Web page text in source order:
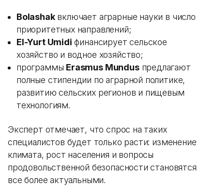
Bolashakвключает аграрные науки в число
приоритетных направлений;
El-Yurt Umidi финансирует сельское
хозяйство и водное хозяйство;
программы Erasmus Mundusпредлагают
полные стипендии по аграрной политике,
развитию сельских регионов и пищевым
технологиям.
Эксперт отмечает, что спрос на таких
специалистов будет только расти: изменение
климата, рост населения и вопросы
продовольственной безопасности становятся
все более актуальными.